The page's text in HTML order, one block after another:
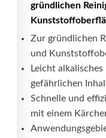
gründlichen
Zur gründlichen
und
Leicht
gefährlichen
Schnelle und
mit einem